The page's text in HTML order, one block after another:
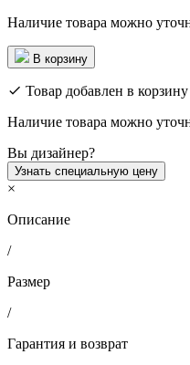
Наличие товара можно
В корзину
Товар добавлен в корзину
Наличие товара можно
Вы дизайнер?
Узнать специальную цену
×
Описание
/
Размер
/
Гарантия и возврат